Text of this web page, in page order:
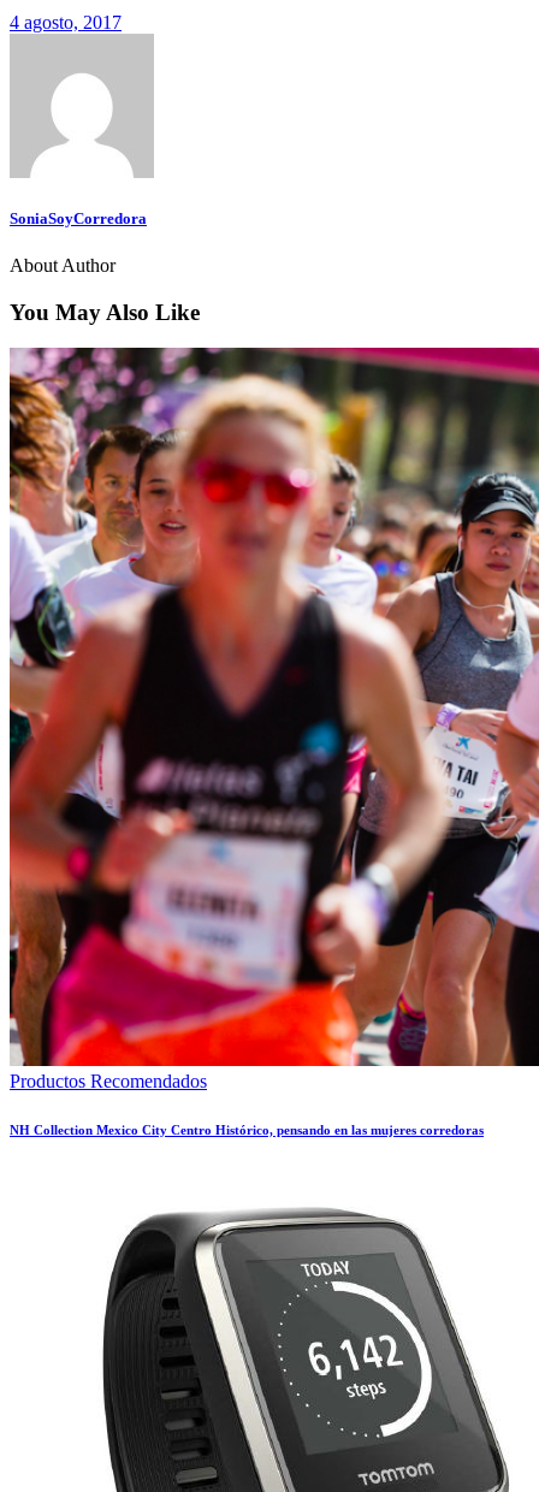
4 agosto, 2017
SoniaSoyCorredora
About Author
You May Also Like
Productos Recomendados
NH Collection Mexico City Centro Histórico, pensando en las mujeres corredoras